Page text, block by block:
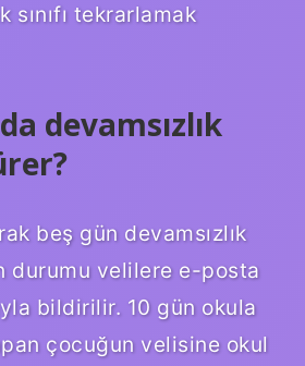
sınıfı tekrarlamak
devamsızlık
beş gün devamsızlık
durumu velilere e-posta
bildirilir. 10 gün okula
çocuğun velisine okul